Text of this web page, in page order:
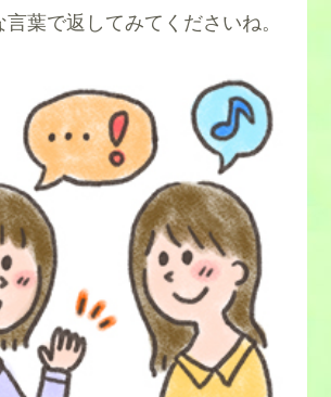
葉で返してみてくださいね。